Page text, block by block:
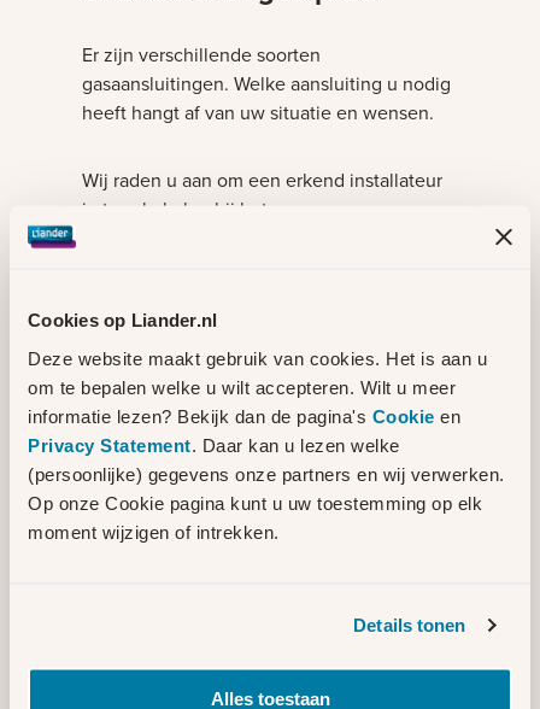
Cookies op Liander.nl
Deze website maakt gebruik van cookies. Het is aan u
om te bepalen welke u wilt accepteren. Wilt u meer
informatie lezen? Bekijk dan de pagina's Cookie en
Privacy Statement . Daar kan u lezen welke
(persoonlijke) gegevens onze partners en wij verwerken.
Op onze Cookie pagina kunt u uw toestemming op elk
moment wijzigen of intrekken.
Details tonen
Alles toestaan
Er zijn verschillende soorten
gasaansluitingen. Welke aansluiting u nodig
heeft hangt af van uw situatie en wensen.
Wij raden u aan om een erkend installateur
in te schakelen bij het aanvragen van uw
Vind een erkend installateur
Is er al een bestaande aansluiting en wilt u
deze overnemen? Lees danhierwat u moet
doen.
Bekijk welke gasaansluitingen er
zijn
komt kijken bij het realiseren van een